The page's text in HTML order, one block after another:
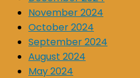
November 2024
October 2024
September 2024
August 2024
May 2024